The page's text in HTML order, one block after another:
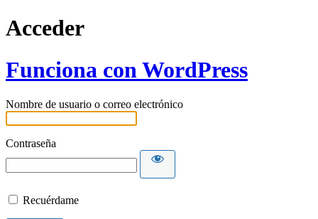
Acceder
Funciona con WordPress
Nombre de usuario o correo electrónico
Contraseña
Recuérdame